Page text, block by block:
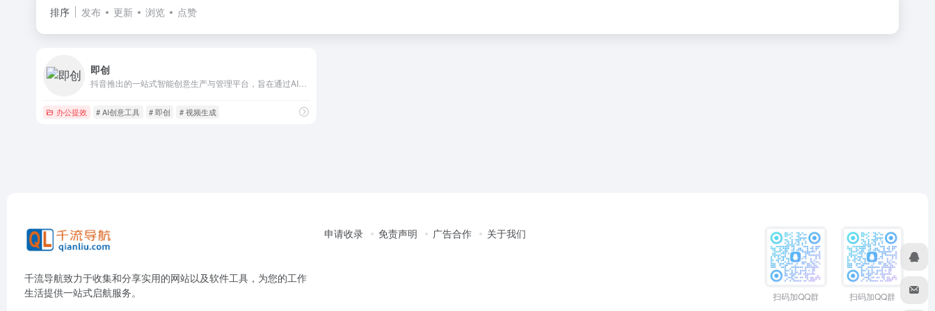
排序 发布 更新 浏览 点赞
即创
办公提效 # AI创意工具 # 即创 # 视频生成
千流导航致力于收集和分享实用的网站以及软件工具，为您的工作
生活提供一站式启航服务。
申请收录 免责声明 广告合作 关于我们
扫码加QQ群 扫码加QQ群